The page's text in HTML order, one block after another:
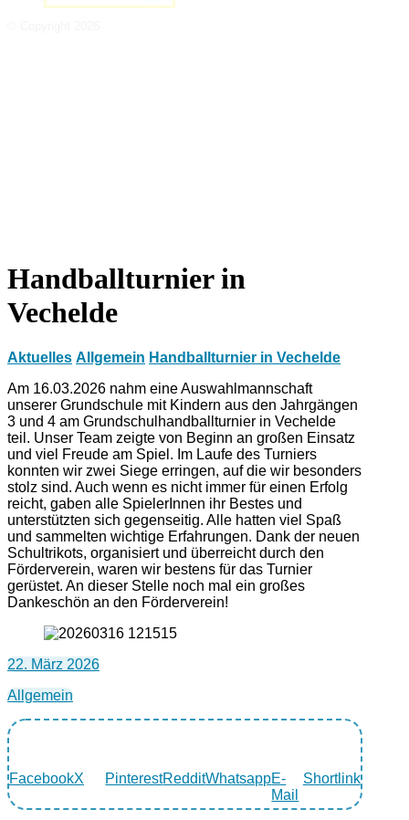
Handballturnier in
Vechelde
Aktuelles Allgemein Handballturnier in Vechelde
Am 16.03.2026 nahm eine Auswahlmannschaft
unserer Grundschule mit Kindern aus den Jahrgängen
3 und 4 am Grundschulhandballturnier in Vechelde
teil. Unser Team zeigte von Beginn an großen Einsatz
und viel Freude am Spiel. Im Laufe des Turniers
konnten wir zwei Siege erringen, auf die wir besonders
stolz sind. Auch wenn es nicht immer für einen Erfolg
reicht, gaben alle SpielerInnen ihr Bestes und
unterstützten sich gegenseitig. Alle hatten viel Spaß
und sammelten wichtige Erfahrungen. Dank der neuen
Schultrikots, organisiert und überreicht durch den
Förderverein, waren wir bestens für das Turnier
gerüstet. An dieser Stelle noch mal ein großes
Dankeschön an den Förderverein!
22. März 2026
Allgemein
FacebookX PinterestRedditWhatsappE-
Mail
Shortlink